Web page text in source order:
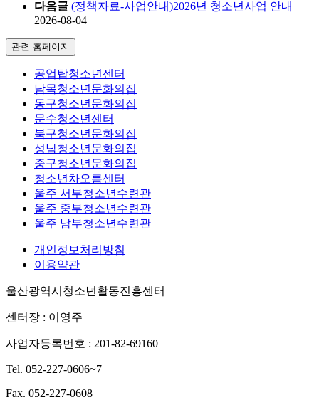
다음글 (정책자료-사업안내)2026년 청소년사업 안내
2026-08-04
관련 홈페이지
공업탑청소년센터
남목청소년문화의집
동구청소년문화의집
문수청소년센터
북구청소년문화의집
성남청소년문화의집
중구청소년문화의집
청소년차오름센터
울주 서부청소년수련관
울주 중부청소년수련관
울주 남부청소년수련관
개인정보처리방침
이용약관
울산광역시청소년활동진흥센터
센터장 : 이영주
사업자등록번호 : 201-82-69160
Tel. 052-227-0606~7
Fax. 052-227-0608